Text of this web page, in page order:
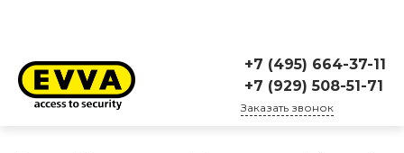
+7 (495) 664-37-11
+7 (929) 508-51-71
Заказать звонок